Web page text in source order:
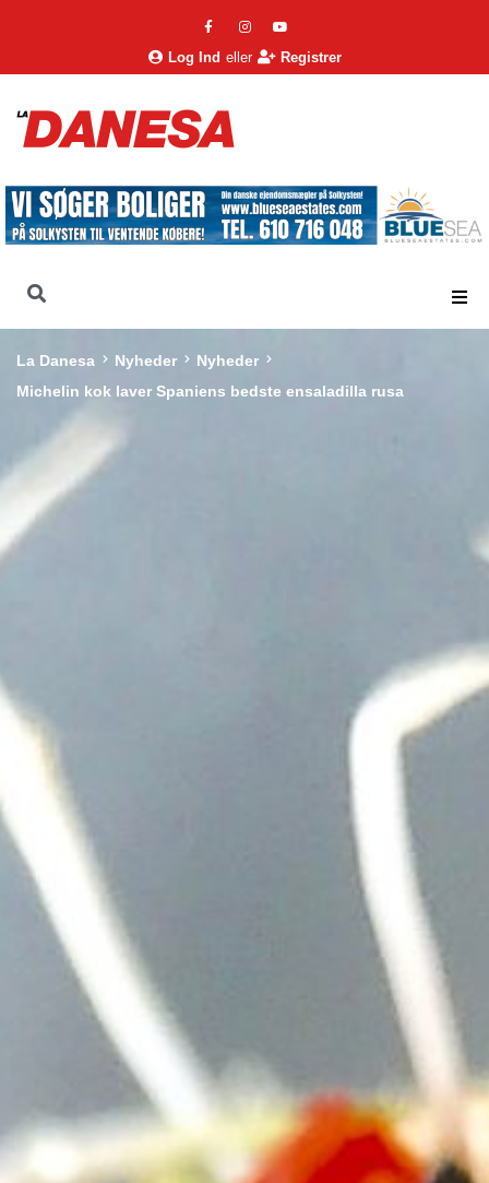
Log Ind eller Registrer
La Danesa Nyheder
Nyheder
Michelin kok laver Spaniens bedste ensaladilla rusa